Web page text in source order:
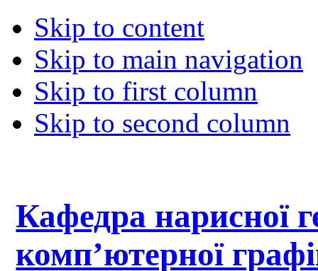
Skip to content
Skip to main navigation
Skip to first column
Skip to second column
Кафедра нарисної
комп’ютерної